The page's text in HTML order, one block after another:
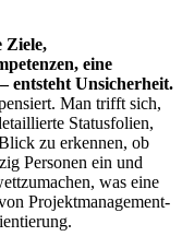
Ziele,
eine
entsteht Unsicherheit.
Man trifft sich,
Statusfolien,
zu erkennen, ob
Personen ein und
was eine
Projektmanagement-